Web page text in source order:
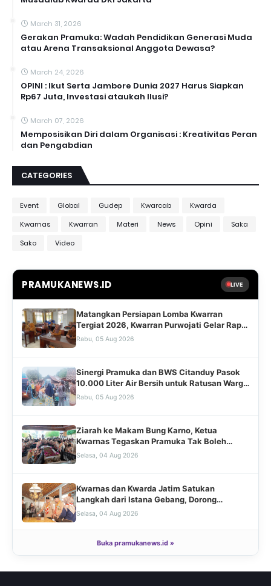
March 31, 2026
Gerakan Pramuka: Wadah Pendidikan Generasi Muda
atau Arena Transaksional Anggota Dewasa?
March 24, 2026
OPINI : Ikut Serta Jambore Dunia 2027 Harus Siapkan
Rp67 Juta, Investasi ataukah Ilusi?
March 07, 2026
Memposisikan Diri dalam Organisasi : Kreativitas Peran
dan Pengabdian
CATEGORIES
Event Global Gudep Kwarcab
Kwarda
Kwarnas
Kwarran Materi News Opini
Saka
Sako
Video
PRAMUKANEWS.ID LIVE
Matangkan Persiapan Lomba Kwarran
Tergiat 2026, Kwarran Purwojati Gelar Rapat
Koordinasi Bersama Jajaran Pengurus dan
Rabu, 05 Aug 2026
Sinergi Pramuka dan BWS Citanduy Pasok
10.000 Liter Air Bersih untuk Ratusan Warga
Cingebul
Rabu, 05 Aug 2026
Ziarah ke Makam Bung Karno, Ketua
Kwarnas Tegaskan Pramuka Tak Boleh
Kehilangan Akar Sejarah
Selasa, 04 Aug 2026
Kwarnas dan Kwarda Jatim Satukan
Langkah dari Istana Gebang, Dorong
Pramuka Rawat Warisan Perjuangan Bung
Selasa, 04 Aug 2026
Humastika Kwarran Lumbir: Cerminan
Gerakan Kepanduan untuk Masyarakat
Senin, 03 Aug 2026
Buka pramukanews.id »